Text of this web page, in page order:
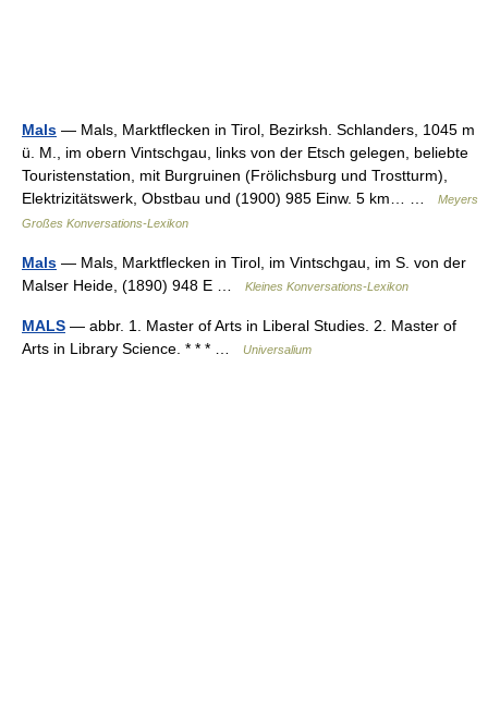
Mals — Mals, Marktflecken in Tirol, Bezirksh. Schlanders, 1045 m
ü. M., im obern Vintschgau, links von der Etsch gelegen, beliebte
Touristenstation, mit Burgruinen (Frölichsburg und Trostturm),
Elektrizitätswerk, Obstbau und (1900) 985 Einw. 5 km… …
Meyers
Großes Konversations-Lexikon
Mals — Mals, Marktflecken in Tirol, im Vintschgau, im S. von der
Malser Heide, (1890) 948 E …
Kleines Konversations-Lexikon
MALS — abbr. 1. Master of Arts in Liberal Studies. 2. Master of
Arts in Library Science. * * * …
Universalium